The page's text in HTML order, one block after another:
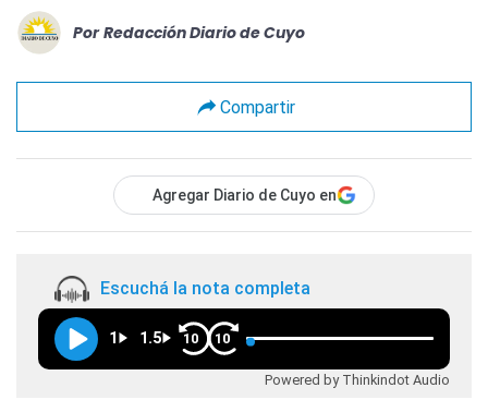
Por Redacción Diario de Cuyo
Compartir
Agregar Diario de Cuyo en
Escuchá la nota completa
1 1.5 10 10
Powered by Thinkindot Audio